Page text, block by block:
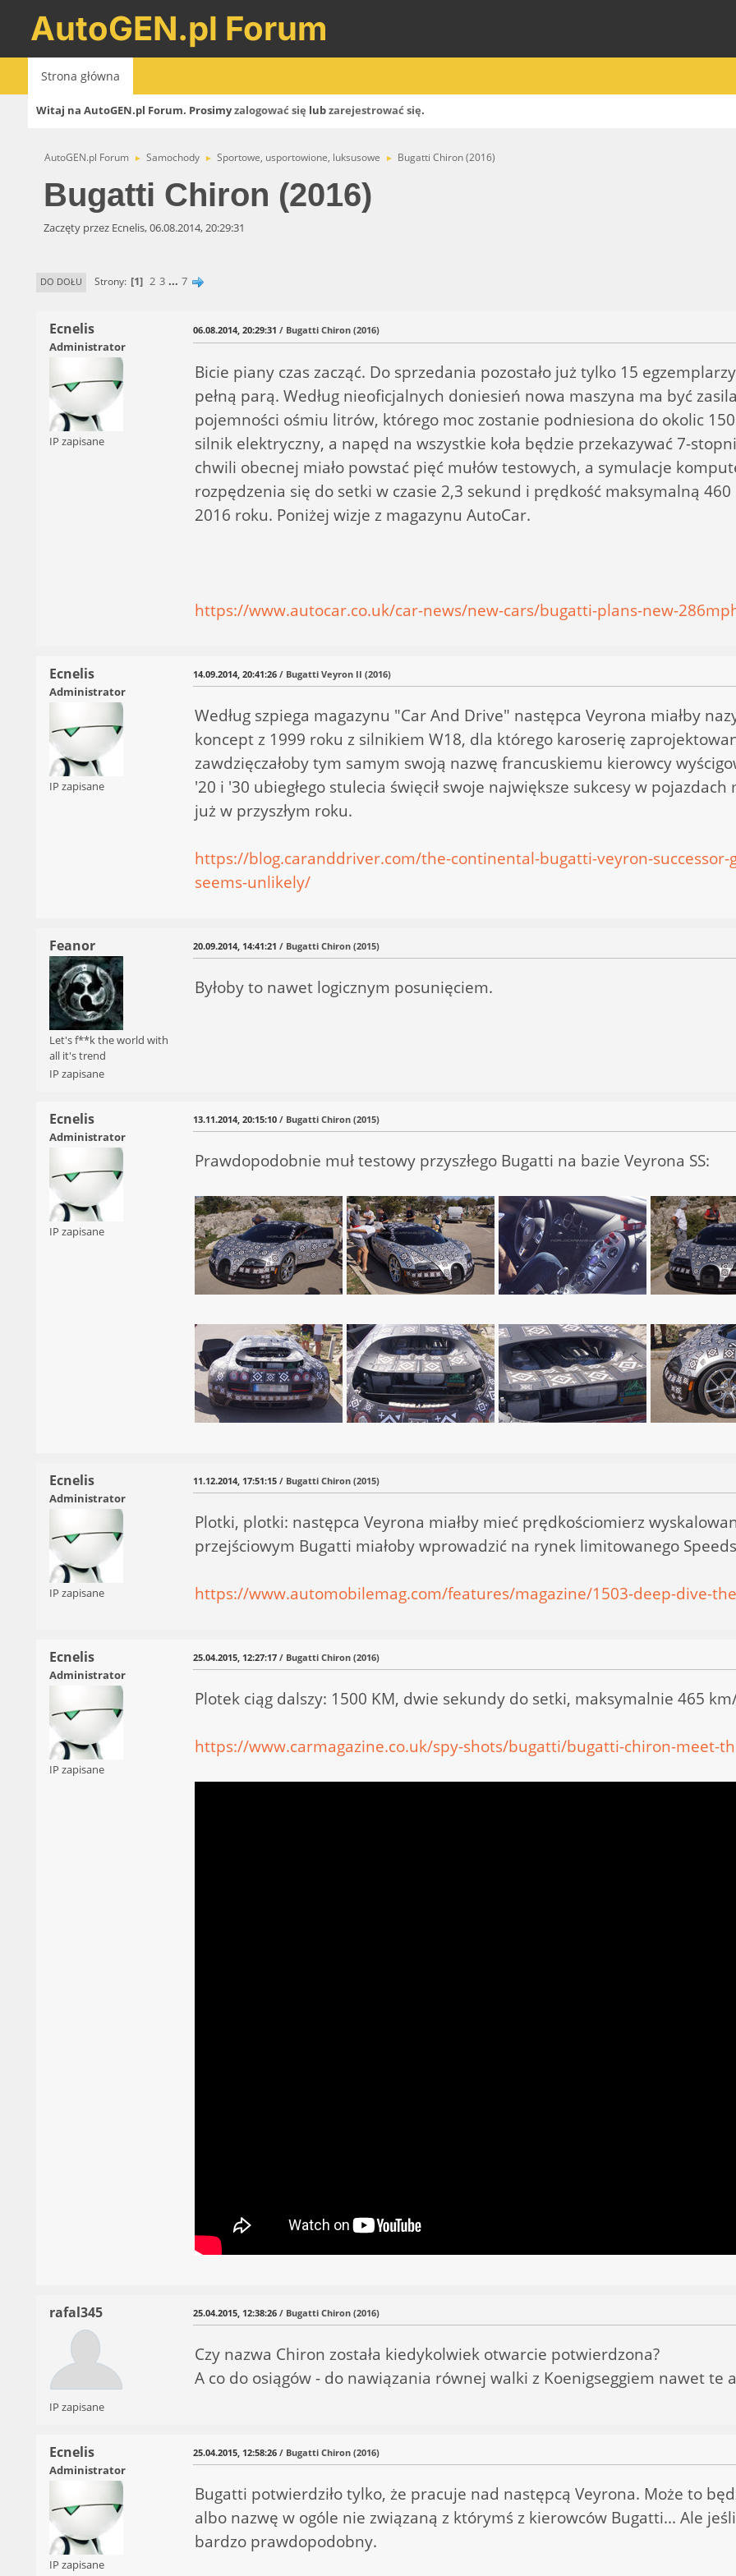
AutoGEN.pl Forum
Strona główna
Witaj na AutoGEN.pl Forum. Prosimyzalogować się lubzarejestrować się.
AutoGEN.pl Forum ► Samochody ► Sportowe, usportowione, luksusowe ► Bugatti Chiron (2016)
Bugatti Chiron (2016)
Zaczęty przez Ecnelis, 06.08.2014, 20:29:31
DO DOŁU Strony 1 2 3 ... 7
Ecnelis
Administrator
IP zapisane
06.08.2014, 20:29:31 / Bugatti Chiron (2016)
Bicie piany czas zacząć. Do sprzedania pozostało już tylko 15
pełną parą. Według nieoficjalnych doniesień nowa maszyna ma być
pojemności ośmiu litrów, którego moc zostanie podniesiona do okolic
silnik elektryczny, a napęd na wszystkie koła będzie przekazywać 7-
chwili obecnej miało powstać pięć mułów testowych, a symulacje
rozpędzenia się do setki w czasie 2,3 sekund i prędkość maksymalną
2016 roku. Poniżej wizje z magazynu AutoCar.
https://www.autocar.co.uk/car-news/new-cars/bugatti-plans-new-
Ecnelis
Administrator
IP zapisane
14.09.2014, 20:41:26 / Bugatti Veyron II (2016)
Według szpiega magazynu "Car And Drive" następca Veyrona miałby
koncept z 1999 roku z silnikiem W18, dla którego karoserię
zawdzięczałoby tym samym swoją nazwę francuskiemu kierowcy
'20 i '30 ubiegłego stulecia święcił swoje największe sukcesy w
już w przyszłym roku.
https://blog.caranddriver.com/the-continental-bugatti-veyron-successor-
seems-unlikely/
Feanor
Let's f**k the world with
all it's trend
IP zapisane
20.09.2014, 14:41:21 / Bugatti Chiron (2015)
Byłoby to nawet logicznym posunięciem.
Ecnelis
Administrator
IP zapisane
13.11.2014, 20:15:10 / Bugatti Chiron (2015)
Prawdopodobnie muł testowy przyszłego Bugatti na bazie Veyrona SS:
Ecnelis
Administrator
IP zapisane
11.12.2014, 17:51:15 / Bugatti Chiron (2015)
Plotki, plotki: następca Veyrona miałby mieć prędkościomierz
przejściowym Bugatti miałoby wprowadzić na rynek limitowanego
https://www.automobilemag.com/features/magazine/1503-deep-dive-
Ecnelis
Administrator
IP zapisane
25.04.2015, 12:27:17 / Bugatti Chiron (2016)
Plotek ciąg dalszy: 1500 KM, dwie sekundy do setki, maksymalnie 465
https://www.carmagazine.co.uk/spy-shots/bugatti/bugatti-chiron-meet-
rafal345
IP zapisane
25.04.2015, 12:38:26 / Bugatti Chiron (2016)
Czy nazwa Chiron została kiedykolwiek otwarcie potwierdzona?
A co do osiągów - do nawiązania równej walki z Koenigseggiem nawet te
Ecnelis
Administrator
IP zapisane
25.04.2015, 12:58:26 / Bugatti Chiron (2016)
Bugatti potwierdziło tylko, że pracuje nad następcą Veyrona. Może to
albo nazwę w ogóle nie związaną z którymś z kierowców Bugatti... Ale
bardzo prawdopodobny.